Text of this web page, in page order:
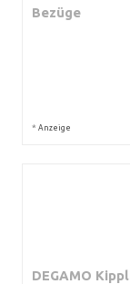
Bezüge
* Anzeige
DEGAMO